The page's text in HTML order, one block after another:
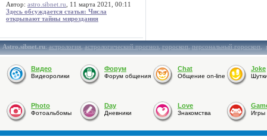
Автор: astro.sibnet.ru , 11 марта 2021, 00:11
Здесь обсуждается статья: Числа
открывают тайны мироздания
Astro.sibnet.ru:астрология,астрологический прогноз,гороскоп,персональный гороскоп,
Видео
Видеоролики
Форум
Форум общения
Chat
Общение on-line
Joke
Photo
Фотоальбомы
Day
Дневники
Love
Знакомства Игры